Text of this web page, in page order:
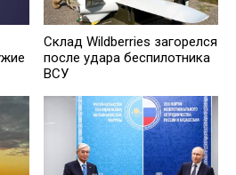
Склад Wildberries загорелся
после удара беспилотника
ВСУ